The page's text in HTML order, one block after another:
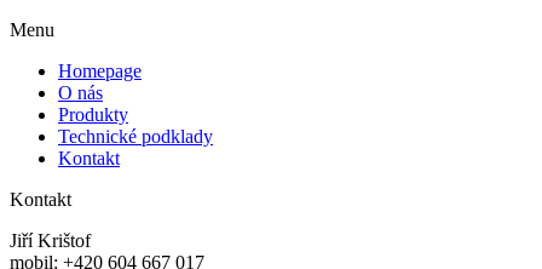
Menu
Homepage
O nás
Produkty
Technické podklady
Kontakt
Kontakt
Jiří Krištof
mobil: +420 604 667 017